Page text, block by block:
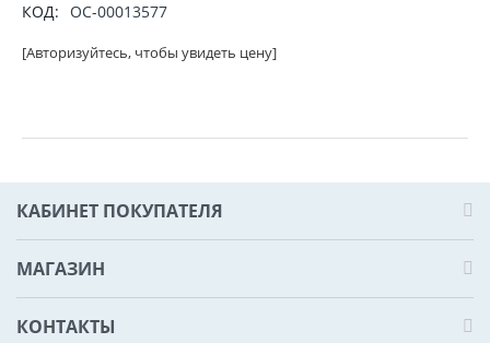
КОД:
ОС-00013577
[Авторизуйтесь, чтобы увидеть цену]
КАБИНЕТ ПОКУПАТЕЛЯ
МАГАЗИН
КОНТАКТЫ